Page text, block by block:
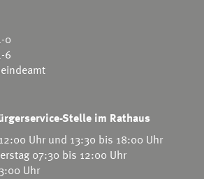
0
6
Stelle im Rathaus
Uhr und 13:30 bis 18:00 Uhr
07:30 bis 12:00 Uhr
Uhr